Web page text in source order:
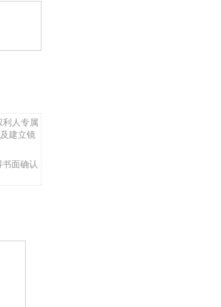
人专属
建立镜
书面确认